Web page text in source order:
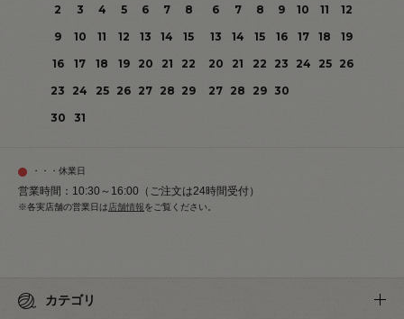
2
3 4 5 6 7
8
9
10 11 12 13 14
15
16
17 18 19 20 21
22
23
24 25 26 27 28 29
30
31
6
7 8 9 10 11
12
13
14 15 16 17 18
19
20
21 22 23 24 25
26
27 28 29 30
・・・休業日
営業時間：10:30～16:00（ご注文は24時間受付）
※各実店舗の営業日は店舗情報をご覧ください。
カテゴリ